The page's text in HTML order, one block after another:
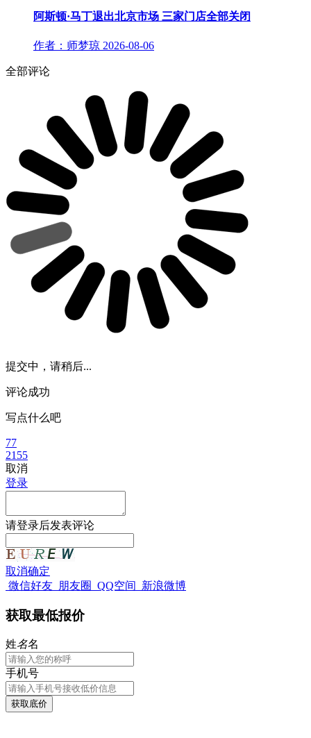
阿斯顿·马丁退出北京市场 三家门店全部关闭
作者：师梦琼 2026-08-06
全部评论
提交中，请稍后...
评论成功
写点什么吧
77
2155
取消
登录
请登录后发表评论
取消确定
微信好友 朋友圈 QQ空间 新浪微博
获取最低报价
姓名名
手机号
获取底价